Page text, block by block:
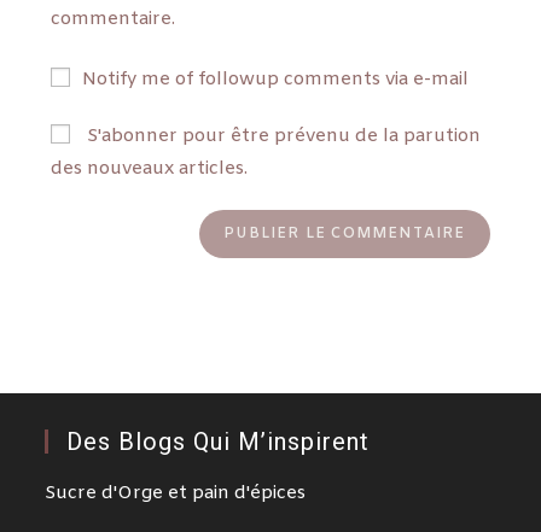
commentaire.
Notify me of followup comments via e-mail
S'abonner pour être prévenu de la parution
des nouveaux articles.
Des Blogs Qui M’inspirent
Sucre d'Orge et pain d'épices